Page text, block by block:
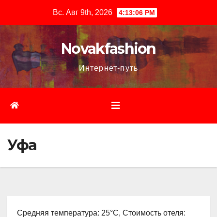
содержимому
Вс. Авг 9th, 2026 4:13:07 PM
Novakfashion
Интернет-путь
Уфа
Средняя температура: 25°C, Стоимость отеля: